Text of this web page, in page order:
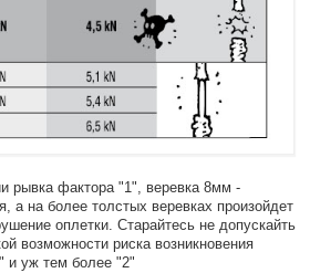
рывка фактора "1", веревка 8мм -
а на более толстых веревках произойдет
оплетки. Старайтесь не допускайть
возможности риска возникновения
и уж тем более "2"